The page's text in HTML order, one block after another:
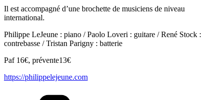
Il est accompagné d’une brochette de musiciens de niveau
international.
Philippe LeJeune : piano / Paolo Loveri : guitare / René Stock :
contrebasse / Tristan Parigny : batterie
Paf 16€, prévente13€
https://philippelejeune.com